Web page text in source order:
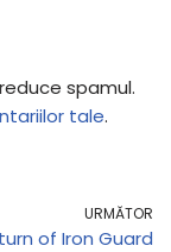
spamul.
tale.
URMĂTOR
of Iron Guard